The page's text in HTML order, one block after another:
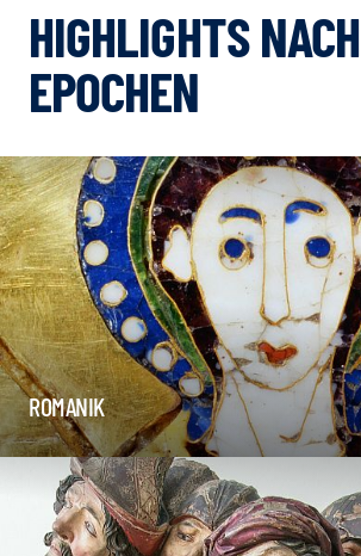
HIGHLIGHTS NACH
EPOCHEN
ROMANIK